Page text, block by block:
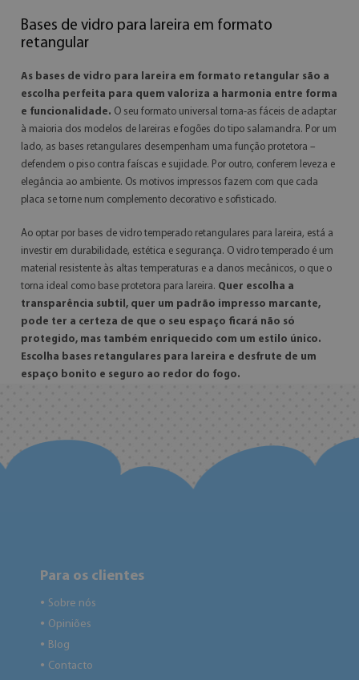
Bases de vidro para lareira em formato
retangular
As bases de vidro para lareira em formato retangular são a
escolha perfeita para quem valoriza a harmonia entre forma
e funcionalidade. O seu formato universal torna-as fáceis de adaptar
à maioria dos modelos de lareiras e fogões do tipo salamandra. Por um
lado, as bases retangulares desempenham uma função protetora –
defendem o piso contra faíscas e sujidade. Por outro, conferem leveza e
elegância ao ambiente. Os motivos impressos fazem com que cada
placa se torne num complemento decorativo e sofisticado.
Ao optar por bases de vidro temperado retangulares para lareira, está a
investir em durabilidade, estética e segurança. O vidro temperado é um
material resistente às altas temperaturas e a danos mecânicos, o que o
torna ideal como base protetora para lareira. Quer escolha a
transparência subtil, quer um padrão impresso marcante,
pode ter a certeza de que o seu espaço ficará não só
protegido, mas também enriquecido com um estilo único.
Escolha bases retangulares para lareira e desfrute de um
espaço bonito e seguro ao redor do fogo.
Para os clientes
● Sobre nós
● Opiniões
● Blog
● Contacto